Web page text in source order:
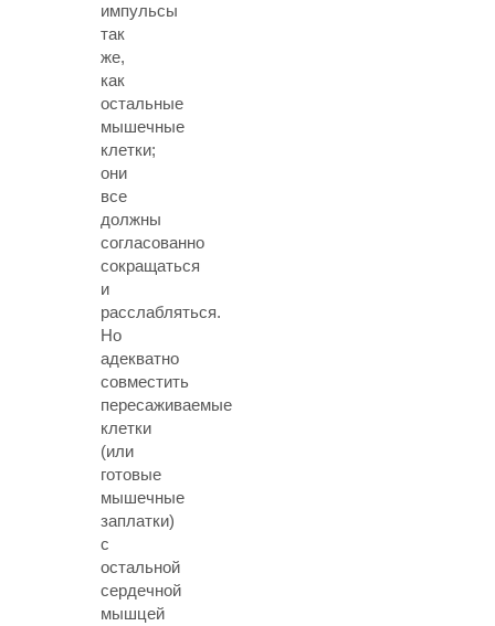
импульсы
так
же,
как
остальные
мышечные
клетки;
они
все
должны
согласованно
сокращаться
и
расслабляться.
Но
адекватно
совместить
пересаживаемые
клетки
(или
готовые
мышечные
заплатки)
с
остальной
сердечной
мышцей